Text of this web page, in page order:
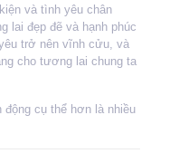
và tình yêu chân
lai đẹp đẽ và hạnh phúc
trở nên vĩnh cửu, và
cho tương lai chung ta
cụ thể hơn là nhiều